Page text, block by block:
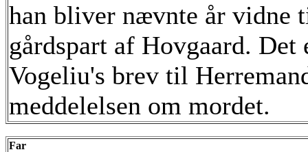
han bliver nævnte år vidne
gårdspart af Hovgaard. Det
Vogeliu's brev til
meddelelsen om mordet.
Far